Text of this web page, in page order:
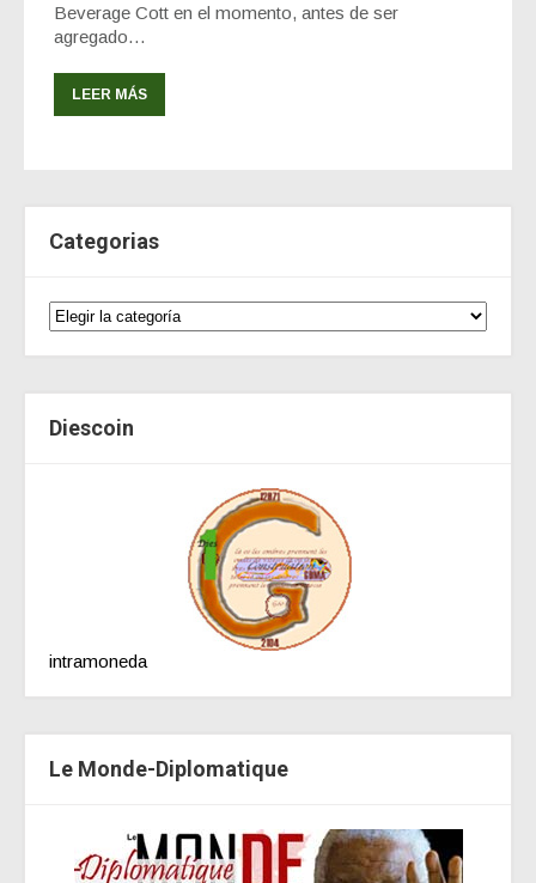
Beverage Cott en el momento, antes de ser
agregado…
LEER MÁS
Categorias
Diescoin
intramoneda
Le Monde-Diplomatique